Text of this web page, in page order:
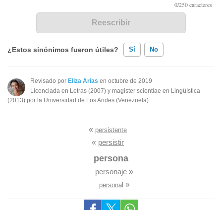
¿Estos sinónimos fueron útiles? Sí No
Existen sinónimos incorrectos
Ninguno de los sinónimos presentados me ayudó
Revisado por Eliza Arias en octubre de 2019
Licenciada en Letras (2007) y magister scientiae en Lingüística
(2013) por la Universidad de Los Andes (Venezuela).
« persistente
« persistir
persona
personaje »
personal »